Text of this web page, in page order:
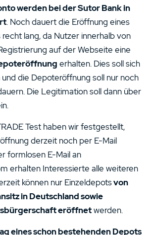
werden bei der Sutor Bank in
. Noch dauert die Eröffnung eines
lang, da Nutzer innerhalb von
auf der Webseite eine
erhalten. Dies soll sich
die Depoteröffnung soll nur noch
Die Legitimation soll dann über
Test haben wir festgestellt,
derzeit noch per E-Mail
formlosen E-Mail an
erhalten Interessierte alle weiteren
können nur Einzeldepotsvon
in Deutschland sowie
eröffnetwerden.
eines schon bestehenden Depots